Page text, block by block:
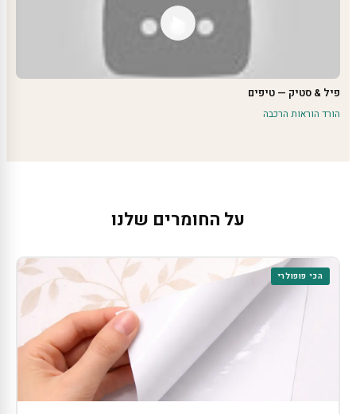
פיל & סטיק — טיפים
הורד הוראות הרכבה
על החומרים שלנו
הכי פופולרי